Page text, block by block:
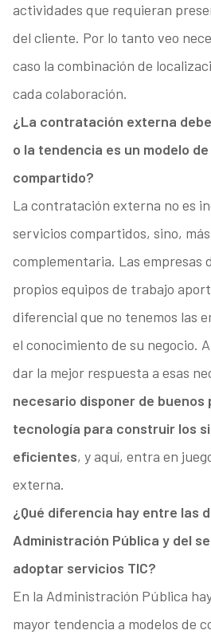
actividades que requieran
del cliente. Por lo tanto veo
caso la combinación de
cada colaboración.
¿La contratación externa
o la tendencia es un modelo
compartido?
La contratación externa no es
servicios compartidos, sino,
complementaria. Las empresas
propios equipos de trabajo
diferencial que no tenemos las
el conocimiento de su negocio.
dar la mejor respuesta a esas
necesario disponer de buenos
tecnología para construir los
eficientes, y aquí, entra en
externa.
¿Qué diferencia hay entre las
Administración Pública y del
adoptar servicios TIC?
En la Administración Pública
mayor tendencia a modelos de